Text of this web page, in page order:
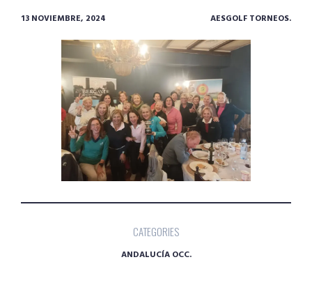
13 NOVIEMBRE, 2024 AESGOLF TORNEOS.
CATEGORIES
ANDALUCÍA OCC.